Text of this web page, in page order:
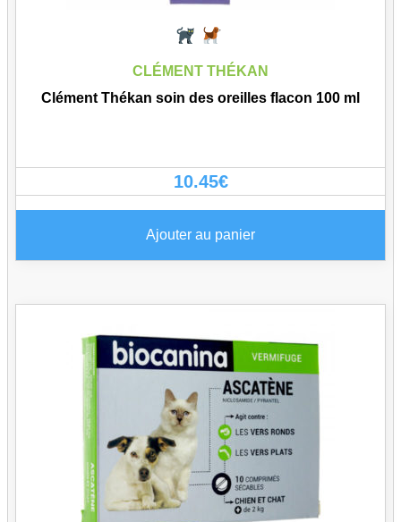
CLÉMENT THÉKAN
Clément Thékan soin des oreilles flacon 100 ml
10.45€
Ajouter au panier